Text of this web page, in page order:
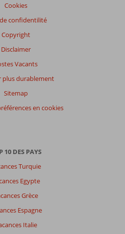
Cookies
confidentilité
Copyright
Disclaimer
Vacants
plus durablement
Sitemap
en cookies
10 DES PAYS
Turquie
Egypte
Grèce
Espagne
Italie